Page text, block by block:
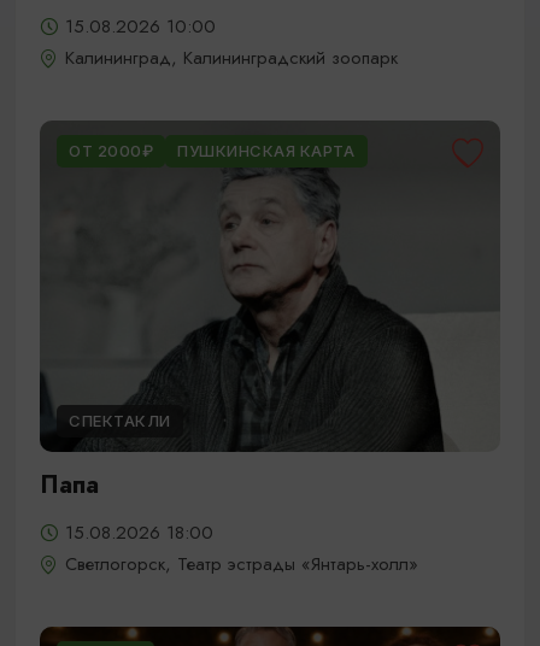
15.08.2026 10:00
Калининград, Калининградский зоопарк
ОТ 2000₽ ПУШКИНСКАЯ КАРТА
СПЕКТАКЛИ
Папа
15.08.2026 18:00
Светлогорск, Театр эстрады «Янтарь-холл»